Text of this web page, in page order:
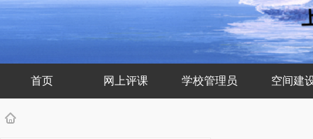
首页 网上评课 学校管理员 空间建